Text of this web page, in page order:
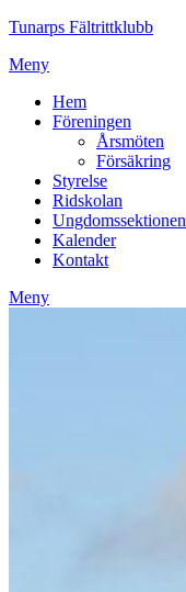
Tunarps Fältrittklubb
Meny
Hem
Föreningen
Årsmöten
Försäkring
Styrelse
Ridskolan
Ungdomssektionen
Kalender
Kontakt
Meny